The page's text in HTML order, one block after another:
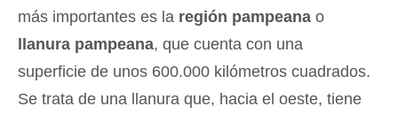
más importantes es la región pampeana o
llanura pampeana, que cuenta con una
superficie de unos 600.000 kilómetros cuadrados.
Se trata de una llanura que, hacia el oeste, tiene